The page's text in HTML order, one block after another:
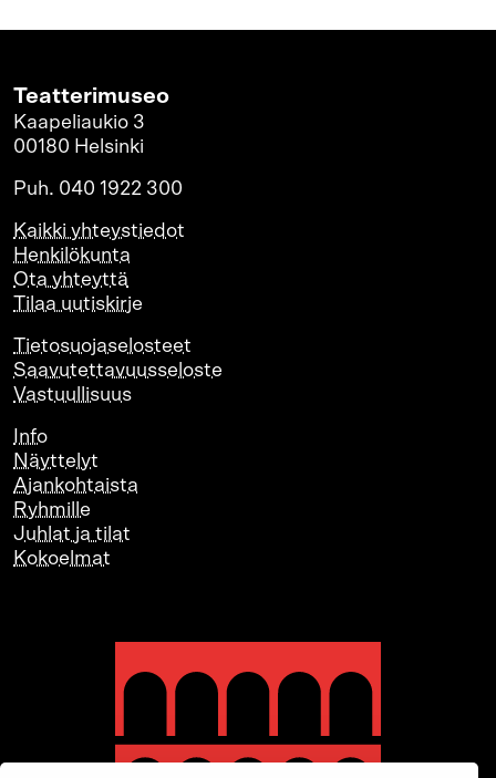
Teatterimuseo
Kaapeliaukio 3
00180 Helsinki
Puh. 040 1922 300
Kaikki yhteystiedot
Henkilökunta
Ota yhteyttä
Tilaa uutiskirje
Tietosuojaselosteet
Saavutettavuusseloste
Vastuullisuus
Info
Näyttelyt
Ajankohtaista
Ryhmille
Juhlat ja tilat
Kokoelmat